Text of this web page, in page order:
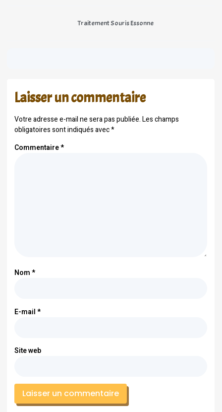
Traitement Souris Essonne
Laisser un commentaire
Votre adresse e-mail ne sera pas publiée.Les champs
obligatoires sont indiqués avec*
Commentaire*
Nom*
E-mail*
Site web